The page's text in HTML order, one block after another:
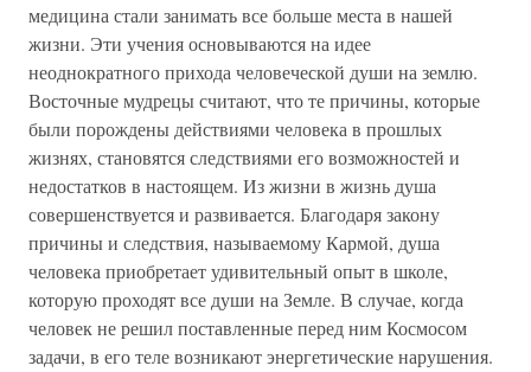
медицина стали занимать все больше места в нашей
жизни. Эти учения основываются на идее
неоднократного прихода человеческой души на землю.
Восточные мудрецы считают, что те причины, которые
были порождены действиями человека в прошлых
жизнях, становятся следствиями его возможностей и
недостатков в настоящем. Из жизни в жизнь душа
совершенствуется и развивается. Благодаря закону
причины и следствия, называемому Кармой, душа
человека приобретает удивительный опыт в школе,
которую проходят все души на Земле. В случае, когда
человек не решил поставленные перед ним Космосом
задачи, в его теле возникают энергетические нарушения.